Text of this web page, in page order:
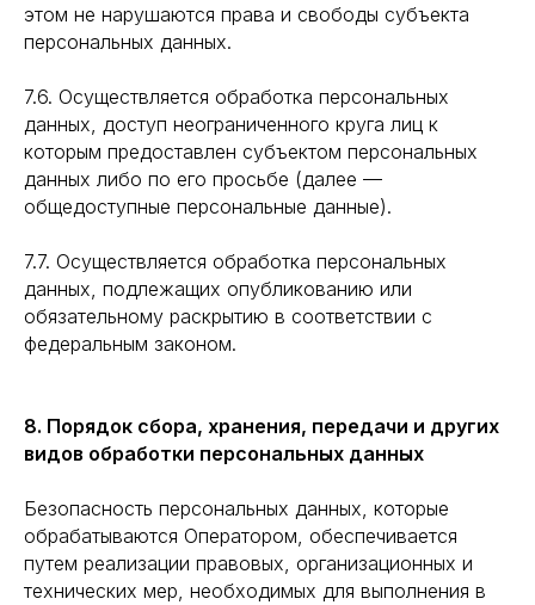
этом не нарушаются права и свободы субъекта
персональных данных.
7.6. Осуществляется обработка персональных
данных, доступ неограниченного круга лиц к
которым предоставлен субъектом персональных
данных либо по его просьбе (далее —
общедоступные персональные данные).
7.7. Осуществляется обработка персональных
данных, подлежащих опубликованию или
обязательному раскрытию в соответствии с
федеральным законом.
8. Порядок сбора, хранения, передачи и других
видов обработки персональных данных
Безопасность персональных данных, которые
обрабатываются Оператором, обеспечивается
путем реализации правовых, организационных и
технических мер, необходимых для выполнения в